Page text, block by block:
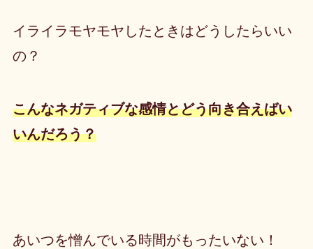
イライラモヤモヤしたときはどうしたらいい
の？
こんなネガティブな感情とどう向き合えばい
いんだろう？
あいつを憎んでいる時間がもったいない！